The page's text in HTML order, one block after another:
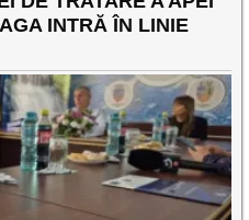
INTRĂ ÎN LINIE